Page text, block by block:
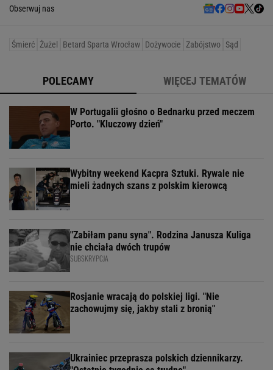
Obserwuj nas
Śmierć Żużel Betard Sparta Wrocław Dożywocie Zabójstwo Sąd
POLECAMY WIĘCEJ TEMATÓW
W Portugalii głośno o Bednarku przed meczem
Porto. "Kluczowy dzień"
Wybitny weekend Kacpra Sztuki. Rywale nie
mieli żadnych szans z polskim kierowcą
"Zabiłam panu syna". Rodzina Janusza Kuliga
nie chciała dwóch trupów
SUBSKRYPCJA
Rosjanie wracają do polskiej ligi. "Nie
zachowujmy się, jakby stali z bronią"
Ukrainiec przeprasza polskich dziennikarzy.